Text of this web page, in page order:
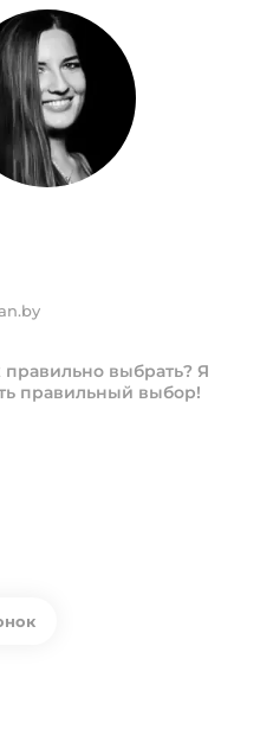
правильно выбрать? Я
правильный выбор!